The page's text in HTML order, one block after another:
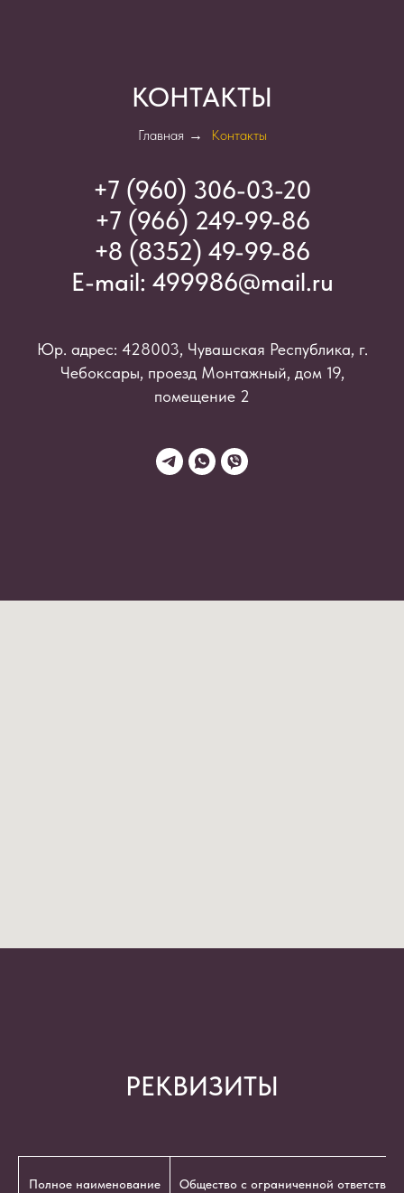
КОНТАКТЫ
Главная → Контакты
+7 (960) 306-03-20
+7 (966) 249-99-86
+8 (8352) 49-99-86
E-mail: 499986@mail.ru
Юр. адрес: 428003, Чувашская Республика, г.
Чебоксары, проезд Монтажный, дом 19,
помещение 2
РЕКВИЗИТЫ
Полное наименование Общество с ограниченной